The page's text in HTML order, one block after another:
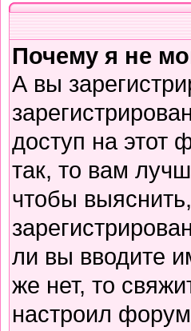
Почему я не
А вы
доступ на этот
так, то вам
чтобы
ли вы вводите
же нет, то
настроил